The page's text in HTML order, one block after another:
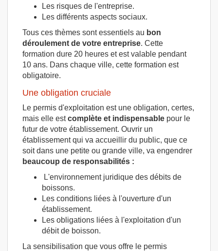
Les risques de l'entreprise.
Les différents aspects sociaux.
Tous ces thèmes sont essentiels au bon
déroulement de votre entreprise. Cette
formation dure 20 heures et est valable pendant
10 ans. Dans chaque ville, cette formation est
obligatoire.
Une obligation cruciale
Le permis d'exploitation est une obligation, certes,
mais elle estcomplète et indispensable pour le
futur de votre établissement. Ouvrir un
établissement qui va accueillir du public, que ce
soit dans une petite ou grande ville, va engendrer
beaucoup de responsabilités :
L'environnement juridique des débits de
boissons.
Les conditions liées à l'ouverture d'un
établissement.
Les obligations liées à l'exploitation d'un
débit de boisson.
La sensibilisation que vous offre le permis